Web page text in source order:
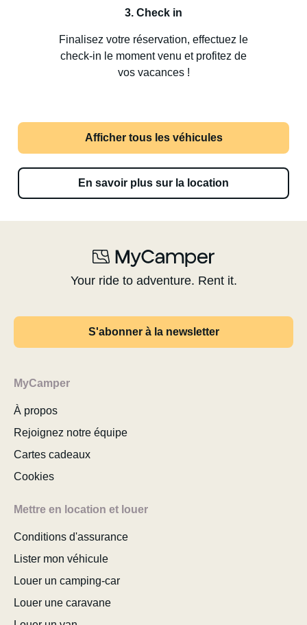
3. Check in
Finalisez votre réservation, effectuez le
check-in le moment venu et profitez de
vos vacances !
Afficher tous les véhicules
En savoir plus sur la location
Your ride to adventure. Rent it.
S'abonner à la newsletter
MyCamper
À propos
Rejoignez notre équipe
Cartes cadeaux
Cookies
Mettre en location et louer
Conditions d'assurance
Lister mon véhicule
Louer un camping-car
Louer une caravane